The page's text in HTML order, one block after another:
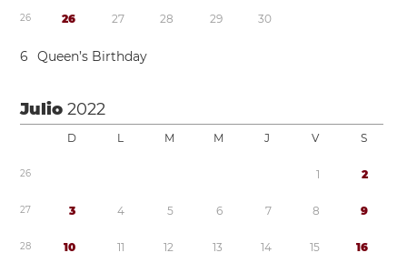
26 26 27 28 29 30
6 Queen’s Birthday
Julio2022
D L M M J V S
26 1 2
27 3 4 5 6 7 8 9
28 10 11 12 13 14 15 16